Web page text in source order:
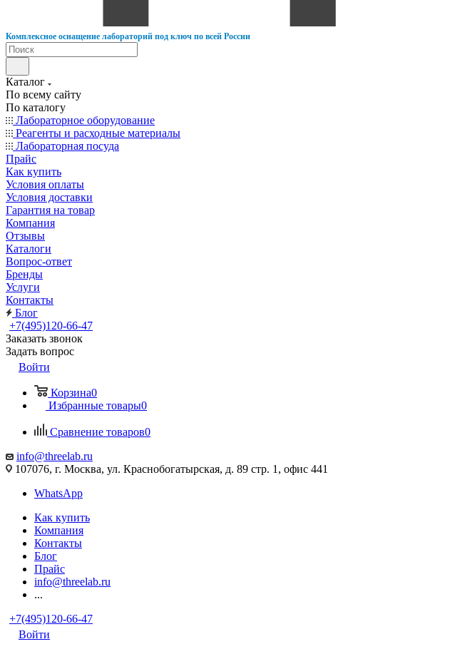
Комплексное оснащение лабораторий под ключ по всей России
Каталог
По всему сайту
По каталогу
Лабораторное оборудование
Реагенты и расходные материалы
Лабораторная посуда
Прайс
Как купить
Условия оплаты
Условия доставки
Гарантия на товар
Компания
Отзывы
Каталоги
Вопрос-ответ
Бренды
Услуги
Контакты
Блог
+7(495)120-66-47
Заказать звонок
Задать вопрос
Войти
Корзина0
Избранные товары0
Сравнение товаров0
info@threelab.ru
107076, г. Москва, ул. Краснобогатырская, д. 89 стр. 1, офис 441
WhatsApp
Как купить
Компания
Контакты
Блог
Прайс
info@threelab.ru
...
+7(495)120-66-47
Войти